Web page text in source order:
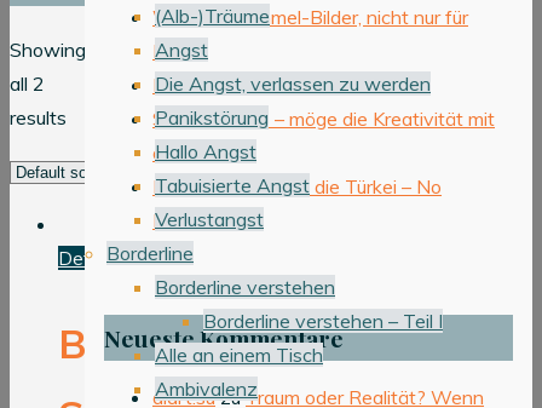
(Alb-)Träume
Angst
Die Angst, verlassen zu werden
Panikstörung
Hallo Angst
Tabuisierte Angst
Verlustangst
Borderline
Borderline verstehen
Borderline verstehen – Teil I
Alle an einem Tisch
Ambivalenz
Showing
all 2
results
Details
Brown
Wimmel-Sammel-Bilder, nicht nur für
Kinder
KUNST ist…
STAR WARS – möge die Kreativität mit
dir sein
In 12 Tagen durch die Türkei – No
Problem
Neueste Kommentare
diart.suzuTraum oder Realität? Wenn